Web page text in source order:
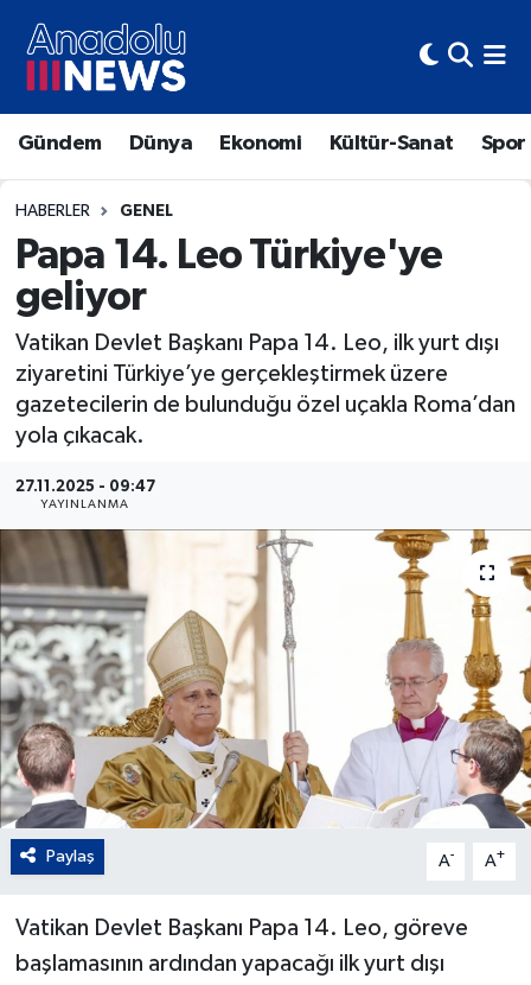
Gündem Dünya Ekonomi Kültür-Sanat Spor
HABERLER GENEL
Papa 14. Leo Türkiye'ye
geliyor
Vatikan Devlet Başkanı Papa 14. Leo, ilk yurt dışı
ziyaretini Türkiye’ye gerçekleştirmek üzere
gazetecilerin de bulunduğu özel uçakla Roma’dan
yola çıkacak.
27.11.2025 - 09:47
YAYINLANMA
Paylaş A- A+
Vatikan Devlet Başkanı Papa 14. Leo, göreve
başlamasının ardından yapacağı ilk yurt dışı
Hava Durumu
Trafik Durumu
Süper Lig Puan Durumu ve Fikstür
Tüm Manşetler
Son Dakika Haberleri
Haber Arşivi